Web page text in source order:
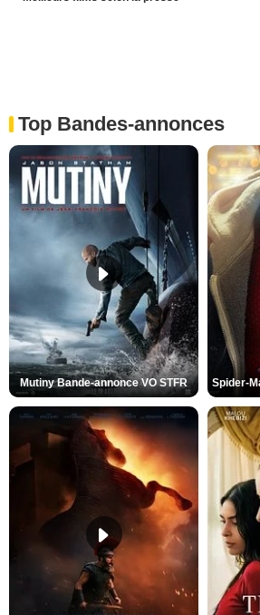
Top Bandes-annonces
Mutiny Bande-annonce VO STFR